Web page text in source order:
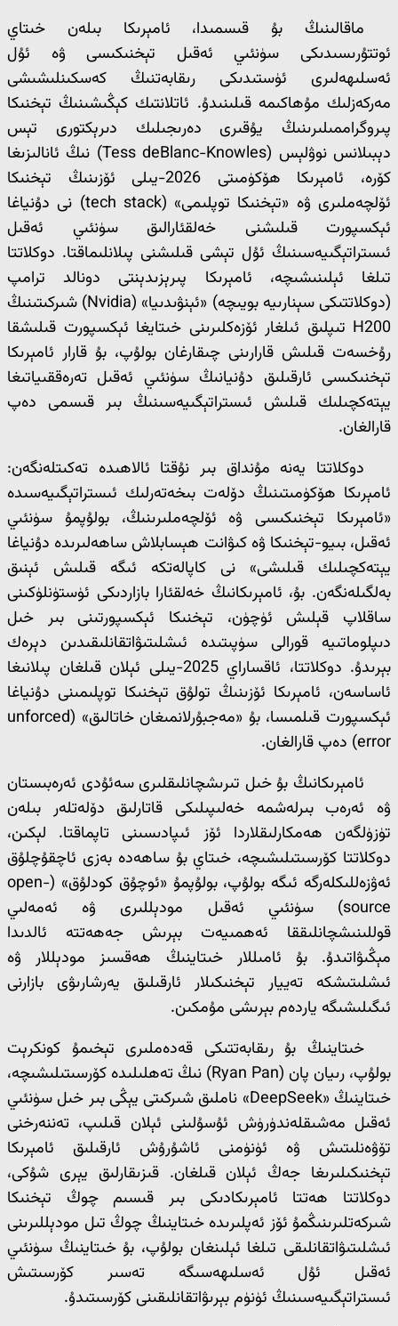
ماقالىنىڭ بۇ قىسمىدا، ئامېرىكا بىلەن خىتاي
ئوتتۇرىسىدىكى سۈنئىي ئەقىل تېخنىكىسى ۋە ئۇل
ئەسلىھەلىرى ئۈستىدىكى رىقابەتنىڭ كەسكىنلىشىشى
مەركەزلىك مۇھاكىمە قىلىنىدۇ. ئاتلانتىك كېڭىشىنىڭ تېخنىكا
پىروگراممىلىرىنىڭ يۇقىرى دەرىجىلىك دىرېكتورى تېس
دېبىلانس نوۋلېس (Tess deBlanc-Knowles) نىڭ ئانالىزىغا
كۆرە، ئامېرىكا ھۆكۈمىتى 2026-يىلى ئۆزىنىڭ تېخنىكا
ئۆلچەملىرى ۋە «تېخنىكا توپلىمى» (tech stack) نى دۇنياغا
ئېكسپورت قىلىشنى خەلقئارالىق سۈنئىي ئەقىل
ئىستراتېگىيەسىنىڭ ئۇل تېشى قىلىشنى پىلانلىماقتا. دوكلاتتا
تىلغا ئېلىنىشىچە، ئامېرىكا پىرېزىدېنتى دونالد ترامپ
(دوكلاتتىكى سېنارىيە بويىچە) «ئېنۋىدىيا» (Nvidia) شىركىتىنىڭ
H200 تىپلىق ئىلغار ئۆزەكلىرىنى خىتايغا ئېكسپورت قىلىشقا
رۇخسەت قىلىش قارارىنى چىقارغان بولۇپ، بۇ قارار ئامېرىكا
تېخنىكىسى ئارقىلىق دۇنيانىڭ سۈنئىي ئەقىل تەرەققىياتىغا
يېتەكچىلىك قىلىش ئىستراتېگىيەسىنىڭ بىر قىسمى دەپ
قارالغان.
دوكلاتتا يەنە مۇنداق بىر نۇقتا ئالاھىدە تەكىتلەنگەن:
ئامېرىكا ھۆكۈمىتىنىڭ دۆلەت بىخەتەرلىك ئىستراتېگىيەسىدە
«ئامېرىكا تېخنىكىسى ۋە ئۆلچەملىرىنىڭ، بولۇپمۇ سۈنئىي
ئەقىل، بىيو-تېخنىكا ۋە كىۋانت ھېسابلاش ساھەلىرىدە دۇنياغا
يېتەكچىلىك قىلىشى» نى كاپالەتكە ئىگە قىلىش ئېنىق
بەلگىلەنگەن. بۇ، ئامېرىكانىڭ خەلقئارا بازاردىكى ئۈستۈنلۈكىنى
ساقلاپ قېلىش ئۈچۈن، تېخنىكا ئېكسپورتىنى بىر خىل
دىپلوماتىيە قورالى سۈپىتىدە ئىشلىتىۋاتقانلىقىدىن دېرەك
بېرىدۇ. دوكلاتتا، ئاقساراي 2025-يىلى ئېلان قىلغان پىلانىغا
ئاساسەن، ئامېرىكا ئۆزىنىڭ تولۇق تېخنىكا توپلىمىنى دۇنياغا
ئېكسپورت قىلمىسا، بۇ «مەجبۇرلانمىغان خاتالىق» (unforced
error) دەپ قارالغان.
ئامېرىكانىڭ بۇ خىل تىرىشچانلىقلىرى سەئۇدى ئەرەبىستان
ۋە ئەرەب بىرلەشمە خەلىپىلىكى قاتارلىق دۆلەتلەر بىلەن
تۈزۈلگەن ھەمكارلىقلاردا ئۆز ئىپادىسىنى تاپماقتا. لېكىن،
دوكلاتتا كۆرسىتىلىشىچە، خىتاي بۇ ساھەدە بەزى ئاچقۇچلۇق
ئەۋزەللىكلەرگە ئىگە بولۇپ، بولۇپمۇ «ئوچۇق كودلۇق» (open-
source) سۈنئىي ئەقىل مودېللىرى ۋە ئەمەلىي
قوللىنىشچانلىققا ئەھمىيەت بېرىش جەھەتتە ئالدىدا
مېڭىۋاتىدۇ. بۇ ئامىللار خىتاينىڭ ھەقسىز مودېللار ۋە
ئىشلىتىشكە تەييار تېخنىكىلار ئارقىلىق يەرشارىۋى بازارنى
ئىگىلىشىگە ياردەم بېرىشى مۇمكىن.
خىتاينىڭ بۇ رىقابەتتىكى قەدەملىرى تېخىمۇ كونكرېت
بولۇپ، رىيان پان (Ryan Pan) نىڭ تەھلىلىدە كۆرسىتىلىشىچە،
خىتاينىڭ «DeepSeek» ناملىق شىركىتى يېڭى بىر خىل سۈنئىي
ئەقىل مەشىقلەندۈرۈش ئۇسۇلىنى ئېلان قىلىپ، تەننەرخنى
تۆۋەنلىتىش ۋە ئۈنۈمنى ئاشۇرۇش ئارقىلىق ئامېرىكا
تېخنىكىلىرىغا جەڭ ئېلان قىلغان. قىزىقارلىق يېرى شۇكى،
دوكلاتتا ھەتتا ئامېرىكادىكى بىر قىسىم چوڭ تېخنىكا
شىركەتلىرىنىڭمۇ ئۆز ئەپلىرىدە خىتاينىڭ چوڭ تىل مودېللىرىنى
ئىشلىتىۋاتقانلىقى تىلغا ئېلىنغان بولۇپ، بۇ خىتاينىڭ سۈنئىي
ئەقىل ئۇل ئەسلىھەسىگە تەسىر كۆرسىتىش
ئىستراتېگىيەسىنىڭ ئۈنۈم بېرىۋاتقانلىقىنى كۆرسىتىدۇ.